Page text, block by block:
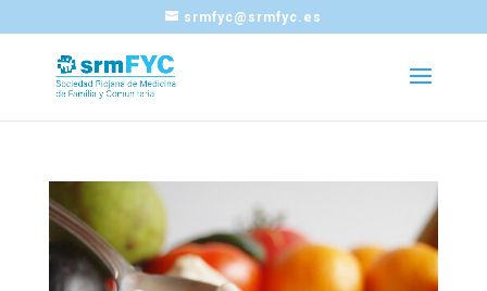
srmfyc@srmfyc.es